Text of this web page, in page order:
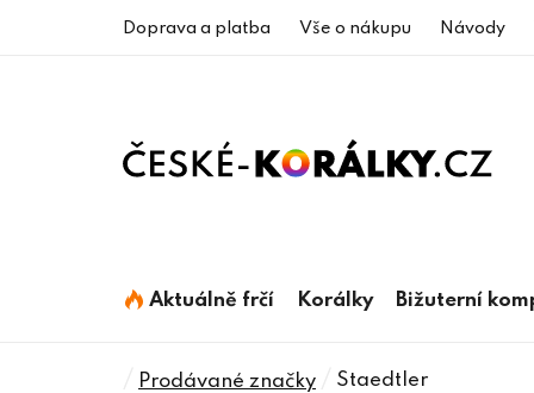
Doprava a platba Vše o nákupu Návody
Aktuálně frčí Korálky Bižuterní
Domů
Prodávané značky Staedtler